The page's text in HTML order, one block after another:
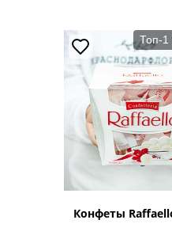
Топ-1
Конфеты